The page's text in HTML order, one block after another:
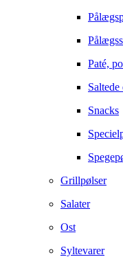
Paté,
Snacks
Grillpølser
Salater
Ost
Syltevarer